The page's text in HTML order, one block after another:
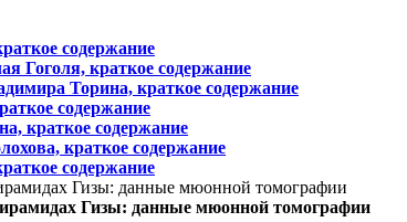
содержание
Гоголя, краткое содержание
Торина, краткое содержание
содержание
краткое содержание
краткое содержание
содержание
Гизы: данные мюонной томографии